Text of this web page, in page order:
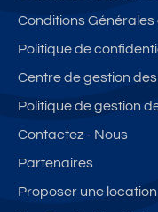
Conditions
Politique de
Centre de gestion
Politique de gestion
Contactez - Nous
Partenaires
Proposer une location